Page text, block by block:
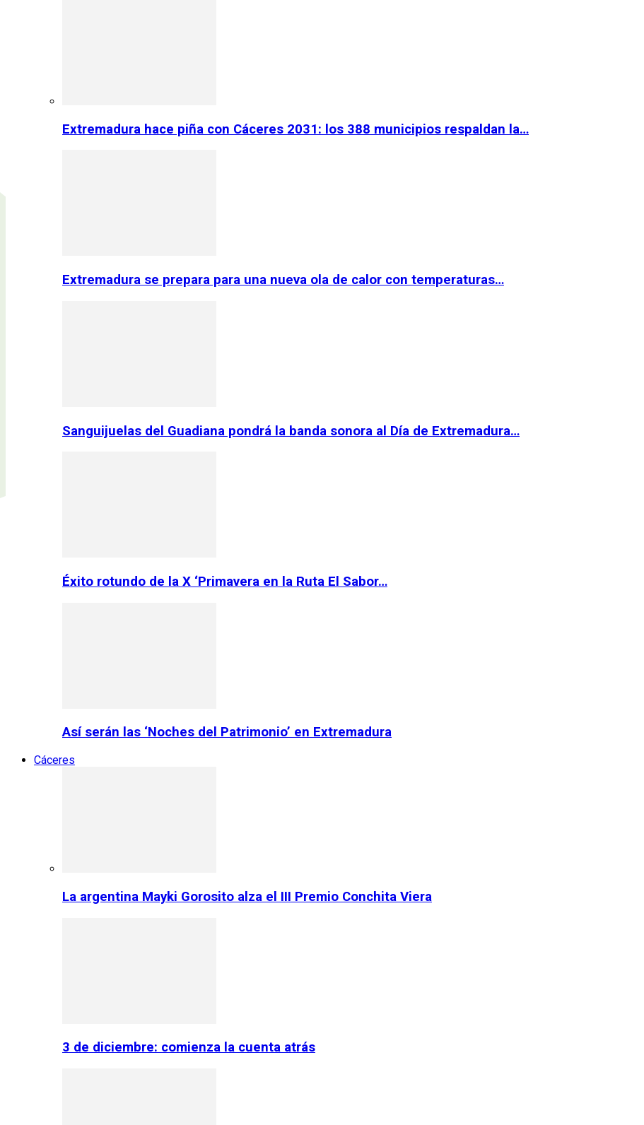
Extremadura hace piña con Cáceres 2031: los 388 municipios respaldan la…
Extremadura se prepara para una nueva ola de calor con temperaturas…
Sanguijuelas del Guadiana pondrá la banda sonora al Día de Extremadura…
Éxito rotundo de la X ‘Primavera en la Ruta El Sabor…
Así serán las ‘Noches del Patrimonio’ en Extremadura
Cáceres
La argentina Mayki Gorosito alza el III Premio Conchita Viera
3 de diciembre: comienza la cuenta atrás